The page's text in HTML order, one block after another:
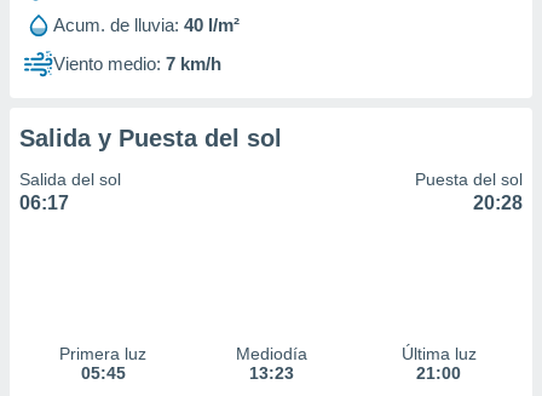
Acum. de lluvia: 40 l/m²
Viento medio: 7 km/h
Salida y Puesta del sol
Salida del sol
06:17
Puesta del sol
20:28
Primera luz
05:45
Mediodía
13:23
Última luz
21:00